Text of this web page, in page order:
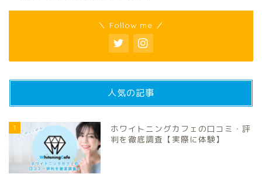
＼ Follow me ／
人気の記事
1
ホワイトニングカフェの口コミ・評
判を徹底調査【実際に体験】